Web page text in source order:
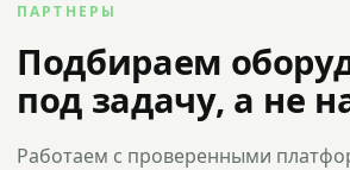
ПАРТНЕРЫ
Подбираем
под задачу, а не
Работаем с проверенными